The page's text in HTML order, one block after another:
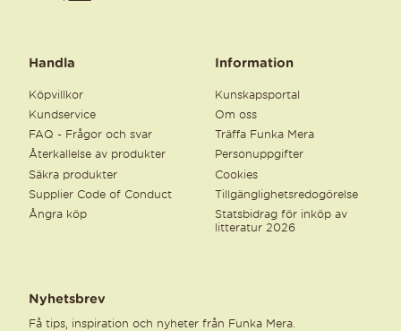
Handla
Köpvillkor
Kundservice
FAQ - Frågor och svar
Återkallelse av produkter
Säkra produkter
Supplier Code of Conduct
Ångra köp
Information
Kunskapsportal
Om oss
Träffa Funka Mera
Personuppgifter
Cookies
Tillgänglighetsredogörelse
Statsbidrag för inköp av
litteratur 2026
Nyhetsbrev
Få tips, inspiration och nyheter från Funka Mera.